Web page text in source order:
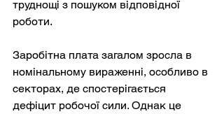
труднощі з пошуком відповідної
роботи.
Заробітна плата загалом зросла в
номінальному вираженні, особливо в
секторах, де спостерігається
дефіцит робочої сили. Однак це